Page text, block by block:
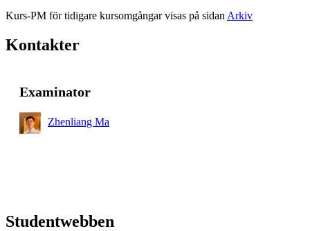
Kurs-PM för tidigare kursomgångar visas på sidan Arkiv
Kontakter
Examinator
Zhenliang Ma
Studentwebben